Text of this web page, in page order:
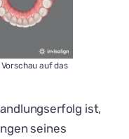
auf das
ist,
seines